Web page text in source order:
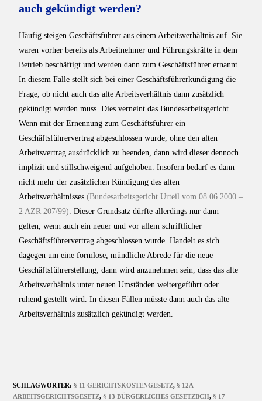
auch gekündigt werden?
Häufig steigen Geschäftsführer aus einem Arbeitsverhältnis auf. Sie
waren vorher bereits als Arbeitnehmer und Führungskräfte in dem
Betrieb beschäftigt und werden dann zum Geschäftsführer ernannt.
In diesem Falle stellt sich bei einer Geschäftsführerkündigung die
Frage, ob nicht auch das alte Arbeitsverhältnis dann zusätzlich
gekündigt werden muss. Dies verneint das Bundesarbeitsgericht.
Wenn mit der Ernennung zum Geschäftsführer ein
Geschäftsführervertrag abgeschlossen wurde, ohne den alten
Arbeitsvertrag ausdrücklich zu beenden, dann wird dieser dennoch
implizit und stillschweigend aufgehoben. Insofern bedarf es dann
nicht mehr der zusätzlichen Kündigung des alten
Arbeitsverhältnisses(Bundesarbeitsgericht Urteil vom 08.06.2000 –
2 AZR 207/99). Dieser Grundsatz dürfte allerdings nur dann
gelten, wenn auch ein neuer und vor allem schriftlicher
Geschäftsführervertrag abgeschlossen wurde. Handelt es sich
dagegen um eine formlose, mündliche Abrede für die neue
Geschäftsführerstellung, dann wird anzunehmen sein, dass das alte
Arbeitsverhältnis unter neuen Umständen weitergeführt oder
ruhend gestellt wird. In diesen Fällen müsste dann auch das alte
Arbeitsverhältnis zusätzlich gekündigt werden.
SCHLAGWÖRTER:§ 11 GERICHTSKOSTENGESETZ, § 12A
ARBEITSGERICHTSGESETZ, § 13 BÜRGERLICHES GESETZBCH, § 17